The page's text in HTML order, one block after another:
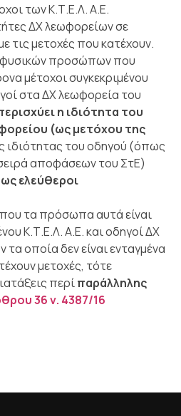
των Κ.Τ.Ε.Λ. Α.Ε.
ΔΧ λεωφορείων σε
τις μετοχές που κατέχουν.
φυσικών προσώπων που
μέτοχοι συγκεκριμένου
στα ΔΧ λεωφορεία του
η ιδιότητα του
(ως μετόχου της
ιδιότητας του οδηγού (όπως
σειρά αποφάσεων του ΣτΕ)
ελεύθεροι
τα πρόσωπα αυτά είναι
Κ.Τ.Ε.Λ. Α.Ε. και οδηγοί ΔΧ
οποία δεν είναι ενταγμένα
μετοχές, τότε
περίπαράλληλης
36 ν. 4387/16